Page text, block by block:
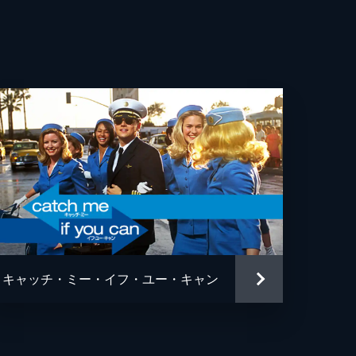
・ヘルナンデス
ヴェレット・スコット
・フェイ
・ガプトン
・ペンス
キャッチ・ミー・イフ・ユー・キャン